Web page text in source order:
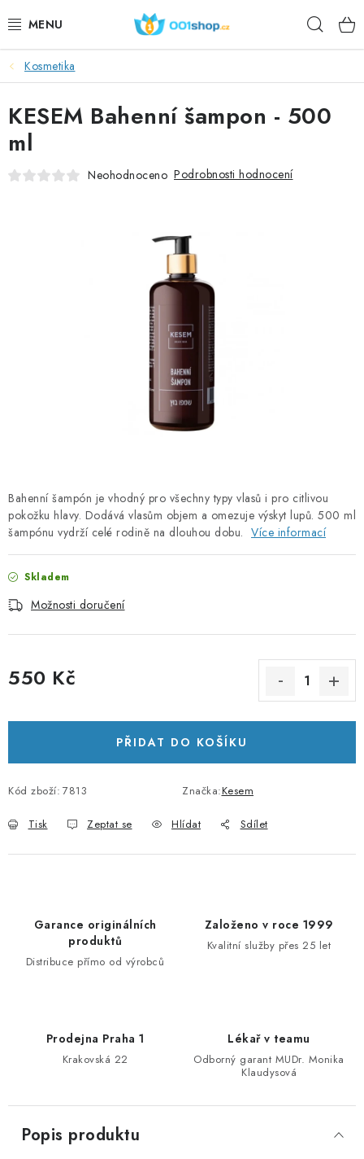
na
DOPLŇKY STRAVY
KOSMETIKA
SPORT
Natural Health Store
Slovník pojmů
Mapa serveru
Moje objednávka
Kosmetika
Bahenní šampón je vhodný pro všechny typy vlasů i pro citlivou
pokožku hlavy. Dodává vlasům objem a omezuje výskyt lupů. 500 ml
šampónu vydrží celé rodině na dlouhou dobu. Více informací
Skladem
Možnosti doručení
550 Kč
PŘIDAT DO KOŠÍKU
Kód zboží: 7813 Značka:Kesem
Tisk Zeptat se Hlídat Sdílet
KESEM Bahenní šampon - 500
ml
Neohodnoceno Podrobnosti hodnocení
Garance originálních
produktů
Distribuce přímo od výrobců
Založeno v roce 1999
Kvalitní služby přes 25 let
Prodejna Praha 1
Krakovská 22
Lékař v teamu
Odborný garant MUDr. Monika
Klaudysová
Popis produktu